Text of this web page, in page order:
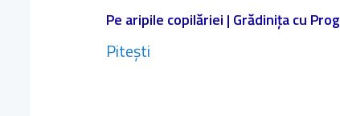
Pe aripile copilăriei | Grădinița cu
Pitești